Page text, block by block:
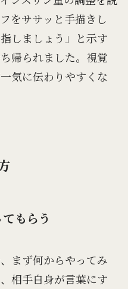
をササッと手描きし
しましょう」と示す
帰られました。視覚
気に伝わりやすくな
もらう
まず何からやってみ
相手自身が言葉にす